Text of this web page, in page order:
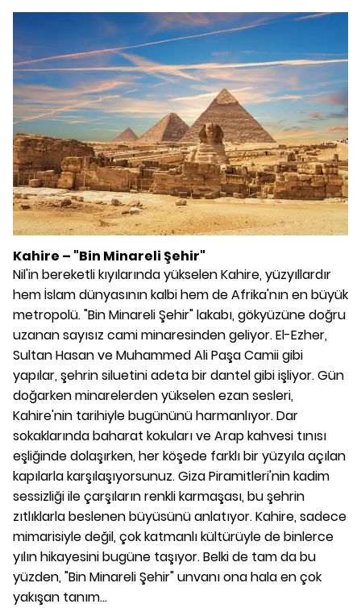
Kahire – "Bin Minareli Şehir"
Nil'in bereketli kıyılarında yükselen Kahire, yüzyıllardır
hem İslam dünyasının kalbi hem de Afrika'nın en büyük
metropolü. "Bin Minareli Şehir" lakabı, gökyüzüne doğru
uzanan sayısız cami minaresinden geliyor. El-Ezher,
Sultan Hasan ve Muhammed Ali Paşa Camii gibi
yapılar, şehrin siluetini adeta bir dantel gibi işliyor. Gün
doğarken minarelerden yükselen ezan sesleri,
Kahire'nin tarihiyle bugününü harmanlıyor. Dar
sokaklarında baharat kokuları ve Arap kahvesi tınısı
eşliğinde dolaşırken, her köşede farklı bir yüzyıla açılan
kapılarla karşılaşıyorsunuz. Giza Piramitleri'nin kadim
sessizliği ile çarşıların renkli karmaşası, bu şehrin
zıtlıklarla beslenen büyüsünü anlatıyor. Kahire, sadece
mimarisiyle değil, çok katmanlı kültürüyle de binlerce
yılın hikayesini bugüne taşıyor. Belki de tam da bu
yüzden, "Bin Minareli Şehir" unvanı ona hala en çok
yakışan tanım...